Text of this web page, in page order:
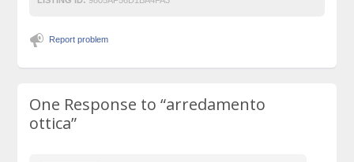
Report problem
One Response to“arredamento
ottica”